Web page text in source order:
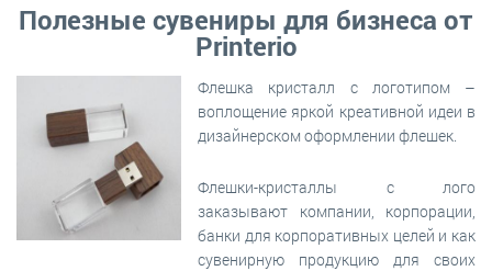
Полезные сувениры для бизнеса от
Printerio
Флешка кристалл с логотипом –
воплощение яркой креативной идеи в
дизайнерском оформлении флешек.
Флешки-кристаллы с лого
заказывают компании, корпорации,
банки для корпоративных целей и как
сувенирную продукцию для своих